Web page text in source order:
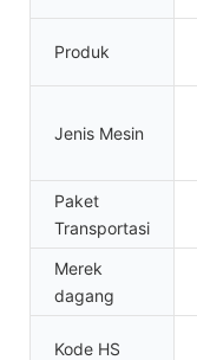
Produk
Jenis Mesin
Paket
Transportasi
Merek
dagang
Kode HS